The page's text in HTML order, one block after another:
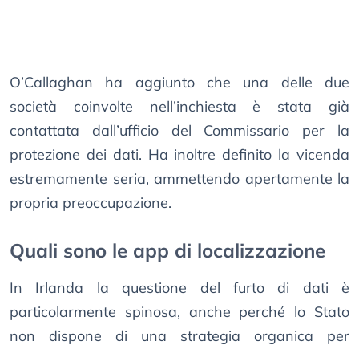
O’Callaghan ha aggiunto che una delle due
società coinvolte nell’inchiesta è stata già
contattata dall’ufficio del Commissario per la
protezione dei dati. Ha inoltre definito la vicenda
estremamente seria, ammettendo apertamente la
propria preoccupazione.
Quali sono le app di localizzazione
In Irlanda la questione del furto di dati è
particolarmente spinosa, anche perché lo Stato
non dispone di una strategia organica per